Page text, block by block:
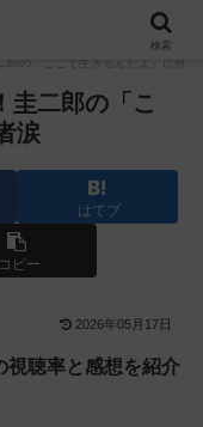
郎の「ここで生きるんだよ」に視聴
圭二郎の「こ
涙
はてブ
コピー
2026年05月17日
視聴率と感想を紹介
検索